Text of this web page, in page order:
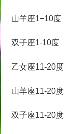
山羊座1−10度
双子座1-10度
乙女座11-20度
山羊座11-20度
双子座11-20度